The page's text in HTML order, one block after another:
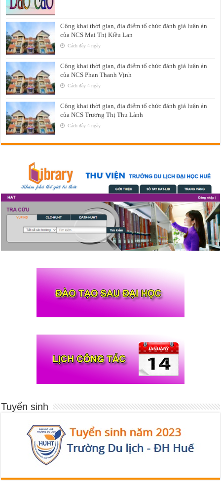
Công khai thời gian, địa điểm tổ chức đánh giá luận án
của NCS Mai Thị Kiều Lan
Cách đây 4 ngày
Công khai thời gian, địa điểm tổ chức đánh giá luận án
của NCS Phan Thanh Vịnh
Cách đây 4 ngày
Công khai thời gian, địa điểm tổ chức đánh giá luận án
của NCS Trương Thị Thu Lành
Cách đây 4 ngày
Tuyển sinh